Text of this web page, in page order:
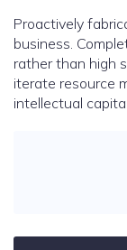
Proactively
business.
rather than high
iterate resource
intellectual